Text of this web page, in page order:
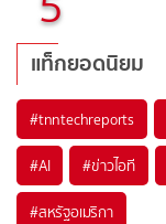
แท็กยอดนิยม
#tnntechreports
#AI #ข่าวไอที
#สหรัฐอเมริกา